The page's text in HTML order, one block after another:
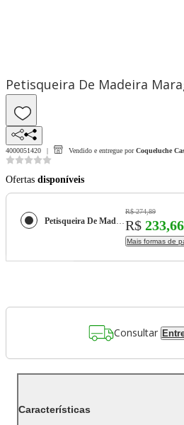
Petisqueira De Madeira
4000051420 Vendido e entregue por Coqueluche
Ofertas disponíveis
Petisqueira De Madeira Maragogi - Monte Novo
R$ 274,89
R$ 233,66
Mais formas de
Consultar
Características